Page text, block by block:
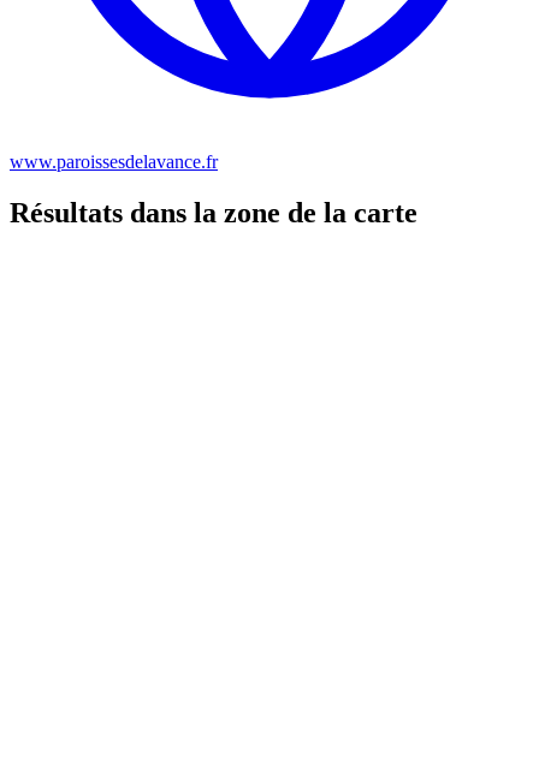
www.paroissesdelavance.fr
Résultats dans la zone de la carte